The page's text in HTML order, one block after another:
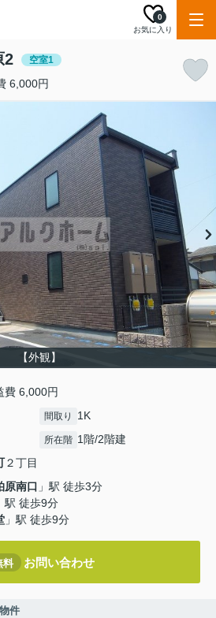
お気に入り
0
2 空室1
6,000円
【外観】
費 6,000円
間取り 1K
所在階 1階/2階建
２丁目
原南口 」駅 徒歩3分
駅 徒歩9分
」駅 徒歩9分
料 お問い合わせ
件